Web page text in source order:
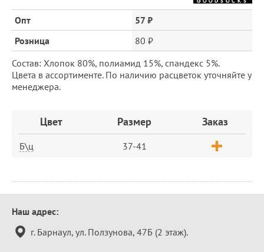
и
цена
Опт
57 ₽
Розница
80 ₽
Состав: Хлопок 80%, полиамид 15%, спандекс 5%.
Цвета в ассортименте. По наличию расцветок уточняйте у
менеджера.
ЗаказЦвет Размер Заказ
Б\ц 37-41
Контактная
информация
Наш адрес:
г. Барнаул, ул. Ползунова, 47Б (2 этаж).